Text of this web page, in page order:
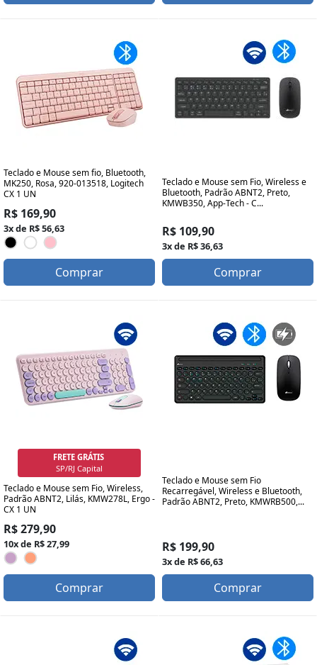
Teclado e Mouse sem fio, Bluetooth,
MK250, Rosa, 920-013518, Logitech
CX 1 UN
R$ 169,90
3x de R$ 56,63
Comprar
Teclado e Mouse sem Fio, Wireless e
Bluetooth, Padrão ABNT2, Preto,
KMWB350, App-Tech - C...
R$ 109,90
3x de R$ 36,63
Comprar
FRETE GRÁTIS
Grande SP/RJ
Teclado e Mouse sem Fio, Wireless,
Padrão ABNT2, Lilás, KMW278L, Ergo -
CX 1 UN
R$ 279,90
10x de R$ 27,99
Comprar
Teclado e Mouse sem Fio
Recarregável, Wireless e Bluetooth,
Padrão ABNT2, Preto, KMWRB500,...
R$ 199,90
3x de R$ 66,63
Comprar